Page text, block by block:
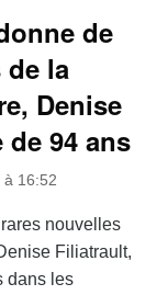
de
de la
Denise
94 ans
à 16:52
nouvelles
Filiatrault,
dans les